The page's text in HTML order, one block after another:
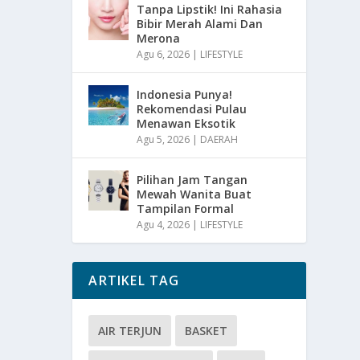
Tanpa Lipstik! Ini Rahasia
Bibir Merah Alami Dan
Merona
Agu 6, 2026 | LIFESTYLE
Indonesia Punya!
Rekomendasi Pulau
Menawan Eksotik
Agu 5, 2026 | DAERAH
Pilihan Jam Tangan
Mewah Wanita Buat
Tampilan Formal
Agu 4, 2026 | LIFESTYLE
ARTIKEL TAG
AIR TERJUN BASKET